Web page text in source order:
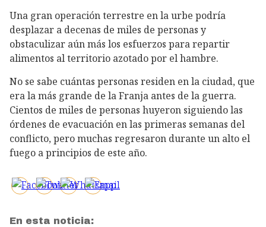
Una gran operación terrestre en la urbe podría
desplazar a decenas de miles de personas y
obstaculizar aún más los esfuerzos para repartir
alimentos al territorio azotado por el hambre.
No se sabe cuántas personas residen en la ciudad, que
era la más grande de la Franja antes de la guerra.
Cientos de miles de personas huyeron siguiendo las
órdenes de evacuación en las primeras semanas del
conflicto, pero muchas regresaron durante un alto el
fuego a principios de este año.
En esta noticia: